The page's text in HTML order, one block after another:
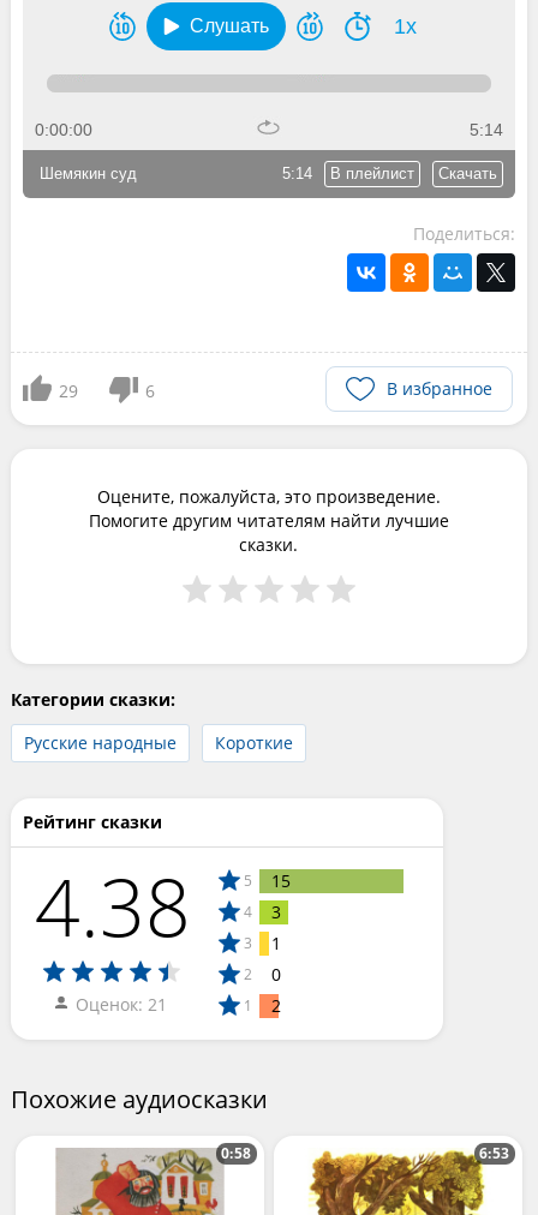
Слушать 1x
0:00:00 5:14
5:14 В плейлист Скачать
Шемякин суд
Поделиться:
29 6 В избранное
Оцените, пожалуйста, это произведение.
Помогите другим читателям найти лучшие
сказки.
Категории сказки:
Русские народные
Короткие
Рейтинг сказки
4.38
Оценок: 21
5 15
4 3
3 1
2 0
1 2
Похожие аудиосказки
0:58 6:53